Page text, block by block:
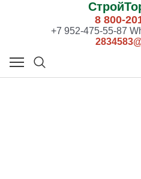
8 800-
+7 952-475-55-87